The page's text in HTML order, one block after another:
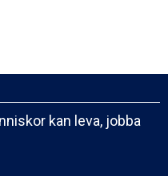
kan leva, jobba